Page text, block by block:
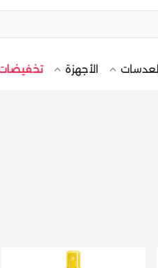
العدسات الأجهزة